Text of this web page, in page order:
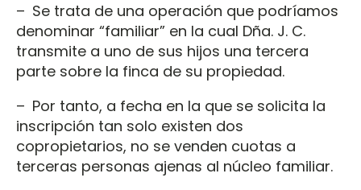
– Se trata de una operación que podríamos
denominar “familiar” en la cual Dña. J. C.
transmite a uno de sus hijos una tercera
parte sobre la finca de su propiedad.
– Por tanto, a fecha en la que se solicita la
inscripción tan solo existen dos
copropietarios, no se venden cuotas a
terceras personas ajenas al núcleo familiar.